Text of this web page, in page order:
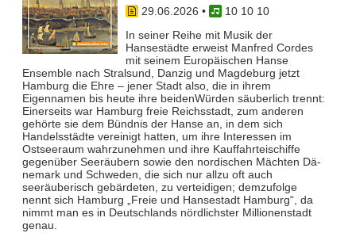
29.06.2026 •
10 10 10
In seiner Reihe mit Musik der
Hansestädte erweist Manfred Cordes
mit seinem Europäischen Hanse
Ensemble nach Stralsund, Danzig und Magdeburg jetzt
Hamburg die Ehre – jener Stadt also, die in ihrem
Eigennamen bis heute ihre beidenWürden säuberlich trennt:
Einerseits war Hamburg freie Reichsstadt, zum anderen
gehörte sie dem Bündnis der Hanse an, in dem sich
Handelsstädte vereinigt hatten, um ihre Interessen im
Ostseeraum wahr­zunehmen und ihre Kauffahrteischiffe
gegenüber Seeräubern sowie den nordischen Mächten Dä­
nemark und Schwe­den, die sich nur allzu oft auch
seeräuberisch gebärdeten, zu vertei­digen; demzufolge
nennt sich Hamburg „Freie und Hansestadt Hamburg“, da
nimmt man es in Deutschlands nörd­lichster Millionenstadt
genau.